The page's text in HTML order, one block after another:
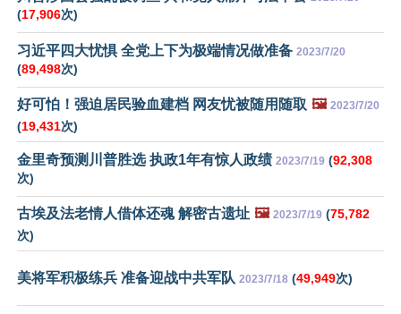
(17,906次)
习近平四大忧惧 全党上下为极端情况做准备 2023/7/20
(89,498次)
好可怕！强迫居民验血建档 网友忧被随用随取 🖼️ 2023/7/20
(19,431次)
金里奇预测川普胜选 执政1年有惊人政绩 2023/7/19 (92,308
次)
古埃及法老情人借体还魂 解密古遗址 🖼️ 2023/7/19 (75,782
次)
美将军积极练兵 准备迎战中共军队 2023/7/18 (49,949次)